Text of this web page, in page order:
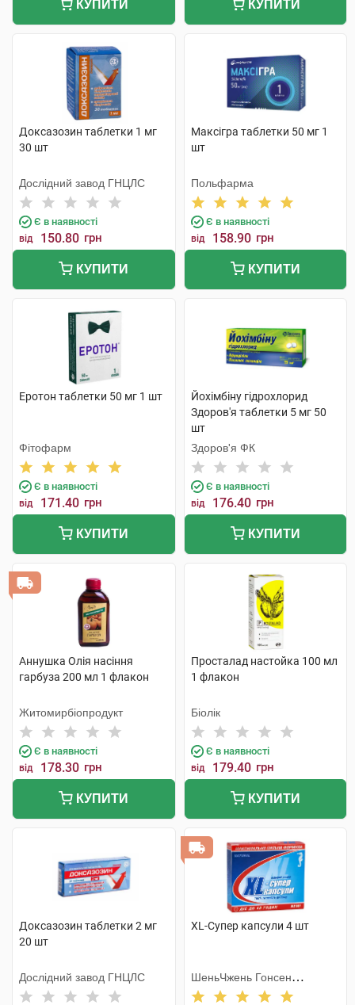
КУПИТИ КУПИТИ
Доксазозин таблетки 1 мг
30 шт
Дослідний завод ГНЦЛС
Є в наявності
від 150.80 грн
КУПИТИ
Максігра таблетки 50 мг 1
шт
Польфарма
Є в наявності
від 158.90 грн
КУПИТИ
Еротон таблетки 50 мг 1 шт
Фітофарм
Є в наявності
від 171.40 грн
КУПИТИ
Йохімбіну гідрохлорид
Здоров'я таблетки 5 мг 50
шт
Здоров'я ФК
Є в наявності
від 176.40 грн
КУПИТИ
Аннушка Олія насіння
гарбуза 200 мл 1 флакон
Житомирбіопродукт
Є в наявності
від 178.30 грн
КУПИТИ
Просталад настойка 100 мл
1 флакон
Біолік
Є в наявності
від 179.40 грн
КУПИТИ
Доксазозин таблетки 2 мг
20 шт
Дослідний завод ГНЦЛС
XL-Супер капсули 4 шт
ШеньЧжень Гонсен
Байоледжі Індастрі Ко. Лтд